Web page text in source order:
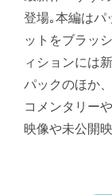
登場｡本編はパ
ットをブラッ
ィションには
パックのほか
コメンタリー
映像や未公開